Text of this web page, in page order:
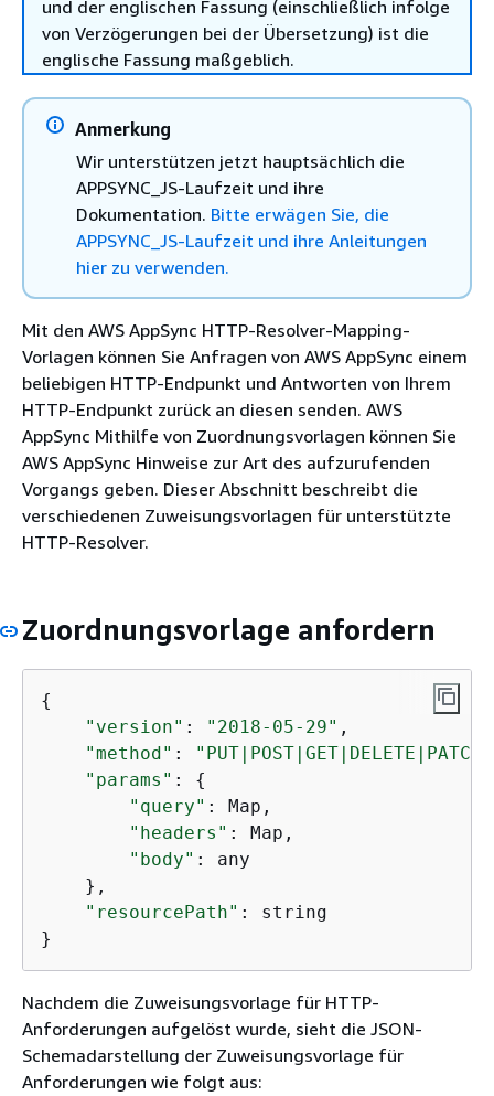
und der englischen Fassung (einschließlich infolge
von Verzögerungen bei der Übersetzung) ist die
englische Fassung maßgeblich.
Anmerkung
Wir unterstützen jetzt hauptsächlich die
APPSYNC_JS-Laufzeit und ihre
Dokumentation. Bitte erwägen Sie, die
APPSYNC_JS-Laufzeit und ihre Anleitungen
hier zu verwenden.
Mit den AWS AppSync HTTP-Resolver-Mapping-
Vorlagen können Sie Anfragen von AWS AppSync einem
beliebigen HTTP-Endpunkt und Antworten von Ihrem
HTTP-Endpunkt zurück an diesen senden. AWS
AppSync Mithilfe von Zuordnungsvorlagen können Sie
AWS AppSync Hinweise zur Art des aufzurufenden
Vorgangs geben. Dieser Abschnitt beschreibt die
verschiedenen Zuweisungsvorlagen für unterstützte
HTTP-Resolver.
Zuordnungsvorlage anfordern
{
"version" : "2018-05-29" ,
"method" : "PUT|POST|GET|DELETE|PATCH"
"params" : {
"query" : Map,
"headers" : Map,
"body" : any
    },
"resourcePath" : string
}
Nachdem die Zuweisungsvorlage für HTTP-
Anforderungen aufgelöst wurde, sieht die JSON-
Schemadarstellung der Zuweisungsvorlage für
Anforderungen wie folgt aus: